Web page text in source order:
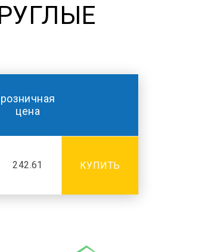
розничная
цена
242.61 КУПИТЬ